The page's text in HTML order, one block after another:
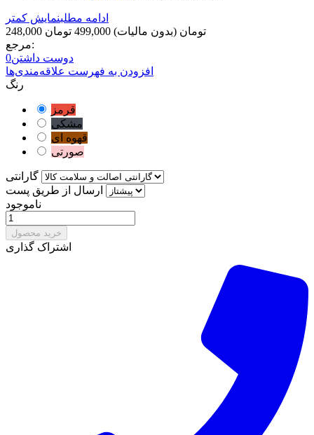
ادامه مطلبنمایش کمتر
248,000 تومان (بدون مالیات) 499,000 تومان
مرجع:
دوست داشتن0
افزودن به فهرست علاقه‌مندی‌ها
رنگ
قرمز
مشکی
قهوه ای
صورتی
گارانتی
ارسال از طریق پست
ناموجود
خرید محصول
اشتراک گذاری